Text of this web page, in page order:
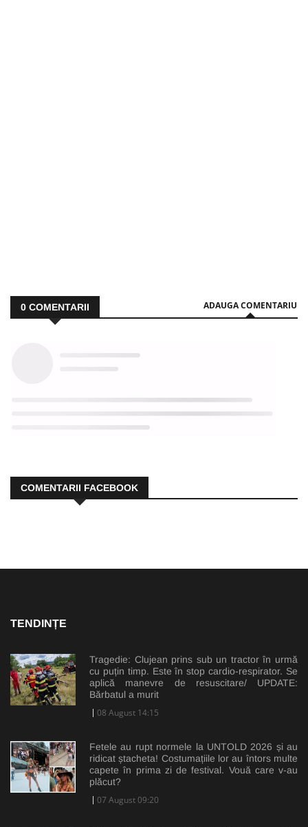
0 COMENTARII ADAUGA COMENTARIU
COMENTARII FACEBOOK
TENDINȚE
Tragedie: Clujean prins sub un tractor în urmă
cu puțin timp. Este în stop cardio-respirator. Se
aplică manevre de resuscitare/ UPDATE:
Bărbatul a murit
08 August 14:15
Fetele au rupt normele la UNTOLD 2026 și au
ridicat ștacheta! Costumațiile lor au întors multe
capete în prima zi de festival. Vouă care v-au
plăcut?
07 August 09:20